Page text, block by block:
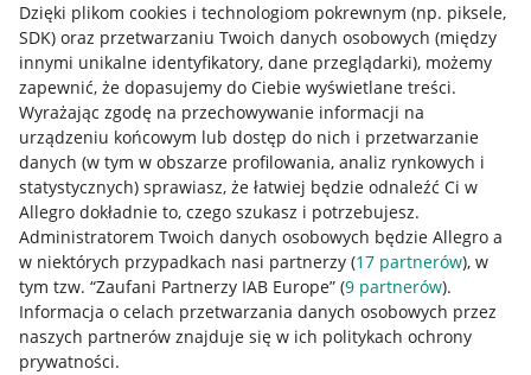
Dzięki plikom cookies i technologiom pokrewnym (np. piksele,
SDK) oraz przetwarzaniu Twoich danych osobowych (między
innymi unikalne identyfikatory, dane przeglądarki), możemy
zapewnić, że dopasujemy do Ciebie wyświetlane treści.
Wyrażając zgodę na przechowywanie informacji na
urządzeniu końcowym lub dostęp do nich i przetwarzanie
danych (w tym w obszarze profilowania, analiz rynkowych i
statystycznych) sprawiasz, że łatwiej będzie odnaleźć Ci w
Allegro dokładnie to, czego szukasz i potrzebujesz.
Administratorem Twoich danych osobowych będzie Allegro a
w niektórych przypadkach nasi partnerzy (17 partnerów), w
tym tzw. “Zaufani Partnerzy IAB Europe” (9 partnerów).
Informacja o celach przetwarzania danych osobowych przez
naszych partnerów znajduje się w ich politykach ochrony
prywatności.
Przydatne informacje
Jak to działa
Napisz do nas
Allegro Gadane dla sprzedających